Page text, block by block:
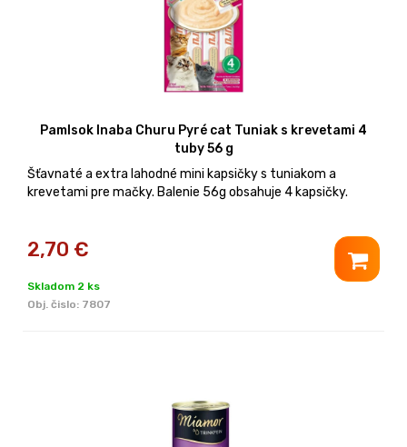
Pamlsok Inaba Churu Pyré cat Tuniak s krevetami 4
tuby 56 g
Šťavnaté a extra lahodné mini kapsičky s tuniakom a
krevetami pre mačky. Balenie 56g obsahuje 4 kapsičky.
2,70 €
Skladom 2 ks
Obj. čislo: 7807